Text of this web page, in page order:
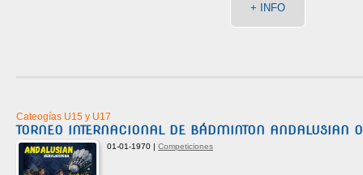
+ INFO
Cateogías U15 y U17
TORNEO INTERNACIONAL DE BÁDMINTON ANDALUSIAN
01-01-1970 | Competiciones